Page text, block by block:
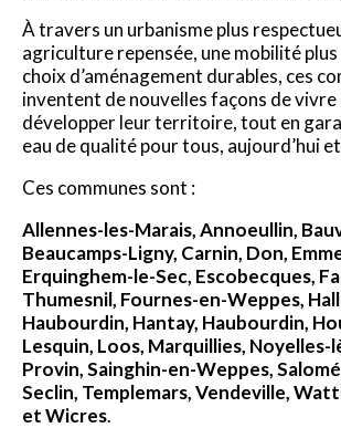
À travers un urbanisme plus
agriculture repensée, une mobilité
choix d’aménagement durables, ces
inventent de nouvelles façons de vivre
développer leur territoire, tout en
eau de qualité pour tous, aujourd’hui
Ces communes sont :
Allennes-les-Marais, Annoeullin,
Beaucamps-Ligny, Carnin, Don,
Erquinghem-le-Sec, Escobecques,
Thumesnil, Fournes-en-Weppes,
Haubourdin, Hantay, Haubourdin,
Lesquin, Loos, Marquillies, Noyelles-
Provin, Sainghin-en-Weppes,
Seclin, Templemars, Vendeville,
et Wicres.